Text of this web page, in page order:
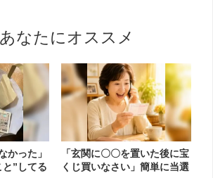
あなたにオススメ
かった」
”してる
「玄関に〇〇を置いた後に宝
くじ買いなさい」簡単に当選